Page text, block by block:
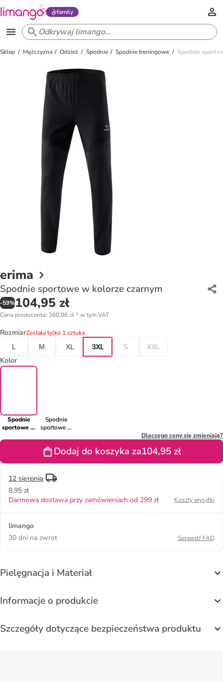
family
Sklep Mężczyzna Odzież Spodnie Spodnie treningowe Spodnie
erima
Spodnie sportowe w kolorze czarnym
-59%104,95 zł
Cena producenta: 260,96 zł* w tym VAT
RozmiarZostała tylko 1 sztuka
L
M XL 3XL S XXL
Kolor
Spodnie
sportowe w
Spodnie
sportowe w
Dlaczego ceny się zmieniają?
Dodaj do koszyka za104,95 zł
12 sierpnia
8,95 zł
Darmowa dostawa przy zamówieniach od 299 zł
Koszty wysyłki
limango
30 dni na zwrot
Sprawdź FAQ
Pielęgnacja i Materiał
Informacje o produkcie
Szczegóły dotyczące bezpieczeństwa produktu